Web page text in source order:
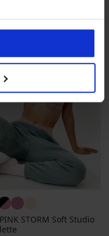
STORM Soft Studio